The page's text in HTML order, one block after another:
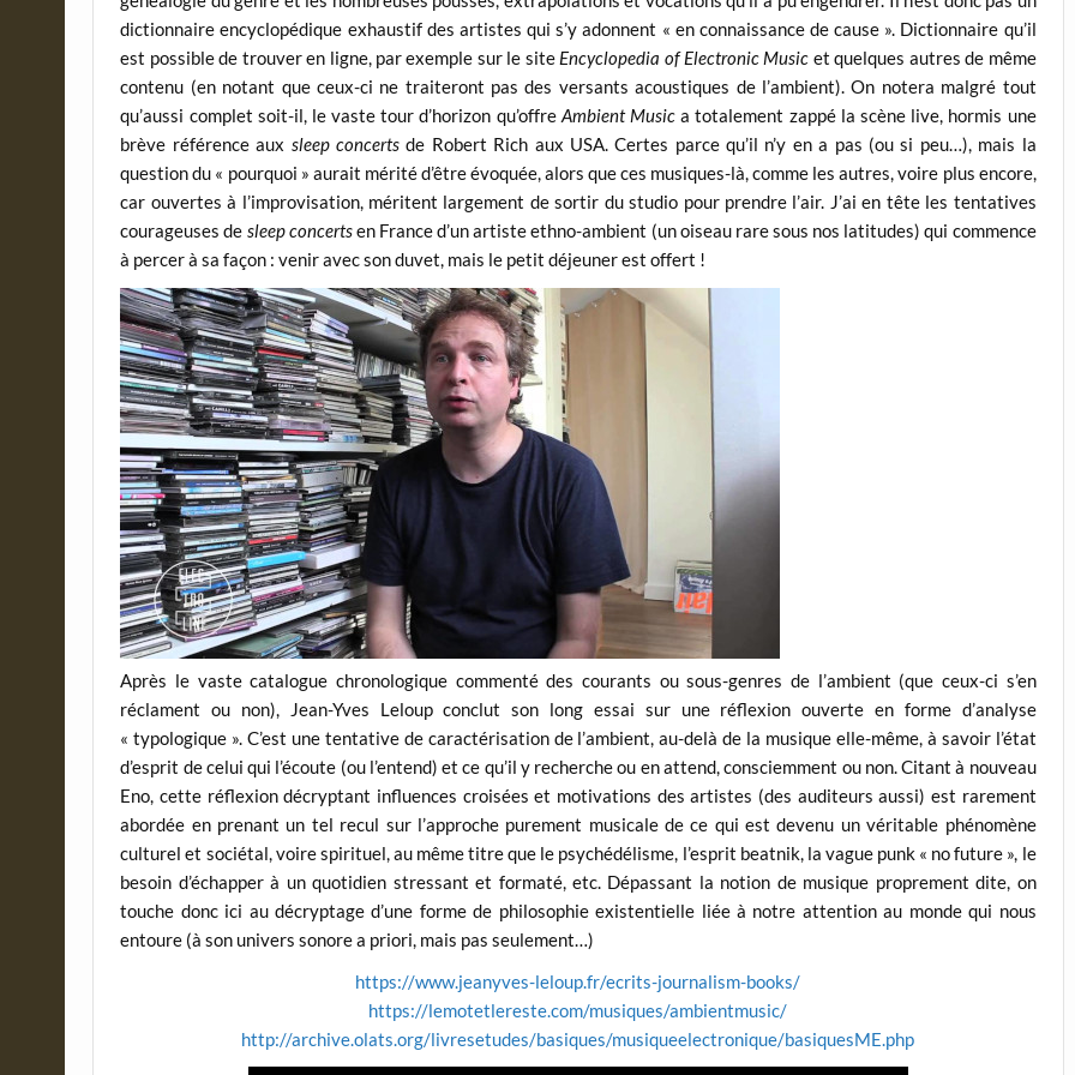
dictionnaire encyclopédique exhaustif des artistes qui s’y adonnent « en connaissance de cause ». Dictionnaire qu’il
est possible de trouver en ligne, par exemple sur le site Encyclopedia of Electronic Music et quelques autres de même
contenu (en notant que ceux-ci ne traiteront pas des versants acoustiques de l’ambient). On notera malgré tout
qu’aussi complet soit-il, le vaste tour d’horizon qu’offre Ambient Music a totalement zappé la scène live, hormis une
brève référence aux sleep concertsde Robert Rich aux USA. Certes parce qu’il n’y en a pas (ou si peu…), mais la
question du « pourquoi » aurait mérité d’être évoquée, alors que ces musiques-là, comme les autres, voire plus encore,
car ouvertes à l’improvisation, méritent largement de sortir du studio pour prendre l’air. J’ai en tête les tentatives
courageuses de sleep concertsen France d’un artiste ethno-ambient (un oiseau rare sous nos latitudes) qui commence
à percer à sa façon : venir avec son duvet, mais le petit déjeuner est offert !
Après le vaste catalogue chronologique commenté des courants ou sous-genres de l’ambient (que ceux-ci s’en
réclament ou non), Jean-Yves Leloup conclut son long essai sur une réflexion ouverte en forme d’analyse
« typologique ». C’est une tentative de caractérisation de l’ambient, au-delà de la musique elle-même, à savoir l’état
d’esprit de celui qui l’écoute (ou l’entend) et ce qu’il y recherche ou en attend, consciemment ou non. Citant à nouveau
Eno, cette réflexion décryptant influences croisées et motivations des artistes (des auditeurs aussi) est rarement
abordée en prenant un tel recul sur l’approche purement musicale de ce qui est devenu un véritable phénomène
culturel et sociétal, voire spirituel, au même titre que le psychédélisme, l’esprit beatnik, la vague punk « no future », le
besoin d’échapper à un quotidien stressant et formaté, etc. Dépassant la notion de musique proprement dite, on
touche donc ici au décryptage d’une forme de philosophie existentielle liée à notre attention au monde qui nous
entoure (à son univers sonore a priori, mais pas seulement…)
https://www.jeanyves-leloup.fr/ecrits-journalism-books/
https://lemotetlereste.com/musiques/ambientmusic/
http://archive.olats.org/livresetudes/basiques/musiqueelectronique/basiquesME.php